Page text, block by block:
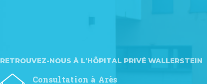
RETROUVEZ-NOUS À L'HÔPITAL PRIVÉ WALLERSTEIN
Consultation à Arès